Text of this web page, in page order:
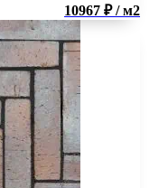
10967 ₽ / м2